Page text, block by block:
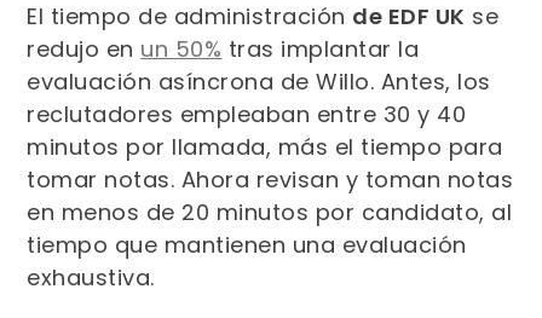
El tiempo de administración de EDF UK se
redujo en un 50% tras implantar la
evaluación asíncrona de Willo. Antes, los
reclutadores empleaban entre 30 y 40
minutos por llamada, más el tiempo para
tomar notas. Ahora revisan y toman notas
en menos de 20 minutos por candidato, al
tiempo que mantienen una evaluación
exhaustiva.